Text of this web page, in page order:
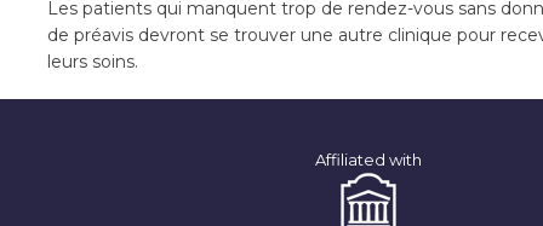
Les patients qui manquent trop de rendez-vous sans
de préavis devront se trouver une autre clinique pour
leurs soins.
Affiliated with